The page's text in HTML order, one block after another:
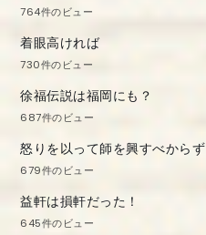
764件のビュー
着眼高ければ
730件のビュー
徐福伝説は福岡にも？
687件のビュー
怒りを以って師を興すべからず
679件のビュー
益軒は損軒だった！
645件のビュー